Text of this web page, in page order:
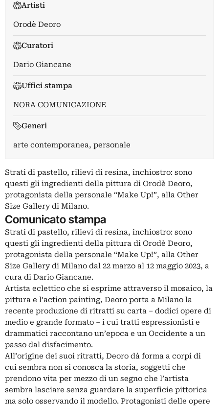
Artisti
Orodè Deoro
Curatori
Dario Giancane
Uffici stampa
NORA COMUNICAZIONE
Generi
arte contemporanea, personale
Strati di pastello, rilievi di resina, inchiostro: sono
questi gli ingredienti della pittura di Orodè Deoro,
protagonista della personale “Make Up!”, alla Other
Size Gallery di Milano.
Comunicato stampa
Strati di pastello, rilievi di resina, inchiostro: sono
questi gli ingredienti della pittura di Orodè Deoro,
protagonista della personale “Make Up!”, alla Other
Size Gallery di Milano dal 22 marzo al 12 maggio 2023, a
cura di Dario Giancane.
Artista eclettico che si esprime attraverso il mosaico, la
pittura e l’action painting, Deoro porta a Milano la
recente produzione di ritratti su carta – dodici opere di
medio e grande formato – i cui tratti espressionisti e
drammatici raccontano un’epoca e un Occidente a un
passo dal disfacimento.
All’origine dei suoi ritratti, Deoro dà forma a corpi di
cui sembra non si conosca la storia, soggetti che
prendono vita per mezzo di un segno che l’artista
sembra lasciare senza guardare la superficie pittorica
ma solo osservando il modello. Protagonisti delle opere